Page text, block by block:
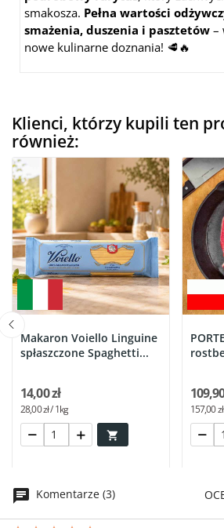
smakosza. Pełna wartości
smażenia, duszenia i pasztetów –
nowe kulinarne doznania! 🥩🔥
Klienci, którzy kupili ten
również:
Makaron Voiello Linguine
spłaszczone Spaghetti...

14,00 zł
28,00 zł / 1kg 157,00
Komentarze (3)